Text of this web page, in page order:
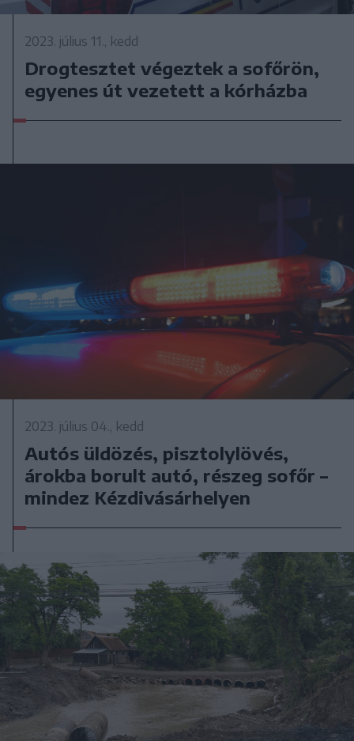
2023. július 11., kedd
Drogtesztet végeztek a sofőrön,
egyenes út vezetett a kórházba
2023. július 04., kedd
Autós üldözés, pisztolylövés,
árokba borult autó, részeg sofőr –
mindez Kézdivásárhelyen